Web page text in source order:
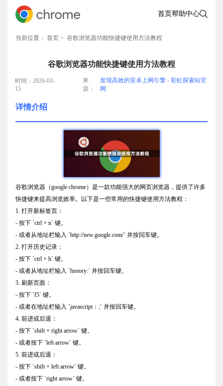
首页帮助中心
当前位置： 首页 > 谷歌浏览器功能快捷键使用方法教程
谷歌浏览器功能快捷键使用方法教程
时间：2026-03-
15
来
源：
发现高效的安卓上网引擎 - 彩虹探索站官
网
详情介绍
谷歌浏览器（google chrome）是一款功能强大的网页浏览器，提供了许多
快捷键来提高浏览效率。以下是一些常用的快捷键使用方法教程：
1. 打开新标签页：
- 按下 `ctrl + n` 键。
- 或者从地址栏输入 `http://new.google.com/` 并按回车键。
2. 打开历史记录：
- 按下 `ctrl + h` 键。
- 或者从地址栏输入 `history:` 并按回车键。
3. 刷新页面：
- 按下 `f5` 键。
- 或者在地址栏输入 `javascript：;` 并按回车键。
4. 前进或后退：
- 按下 `shift + right arrow` 键。
- 或者按下 `left arrow` 键。
5. 前进或后退：
- 按下 `shift + left arrow` 键。
- 或者按下 `right arrow` 键。